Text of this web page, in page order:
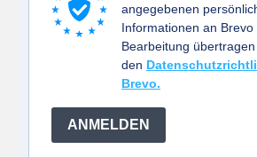
angegebenen
Informationen an Brevo
Bearbeitung
den
Brevo.
ANMELDEN